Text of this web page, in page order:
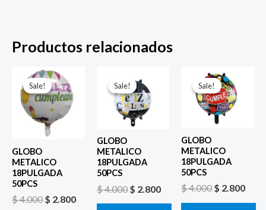
Productos relacionados
Sale!
Sale!
GLOBO
METALICO
18PULGADA
50PCS
$4.000
El
precio
original
era:
$ 4.000.
$ 2.800
Sale!
Sale!
GLOBO
METALICO
18PULGADA
50PCS
$4.000
precio
original
era:
$ 4.000.
$ 2.800
Sale!
Sale!
GLOBO
METALICO
18PULGADA
50PCS
$4.000
El
precio
original
era:
$ 4.000.
$ 2.800